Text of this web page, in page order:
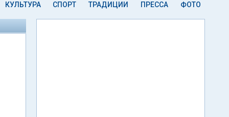
КУЛЬТУРА СПОРТ ТРАДИЦИИ ПРЕССА ФОТО